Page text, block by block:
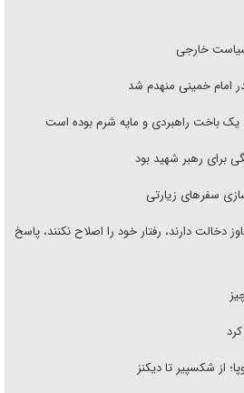
خارجی
امام خمینی منهدم شد
یک باخت راهبردی و مایه شرم بوده است
برای رهبر شهید بود
سفر‌های زیارتی
دارند، رفتار خود را اصلاح نکنند، پاسخ
از شکسپیر تا دیکنز